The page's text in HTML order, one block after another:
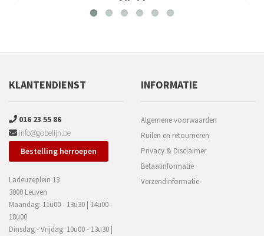
KLANTENDIENST
016 23 55 86
info@gobelijn.be
Bestelling herroepen
Ladeuzeplein 13
3000 Leuven
Maandag: 11u00 - 13u30 | 14u00 -
18u00
Dinsdag - Vrijdag: 10u00 - 13u30 |
INFORMATIE
Algemene voorwaarden
Ruilen en retourneren
Privacy & Disclaimer
Betaalinformatie
Verzendinformatie